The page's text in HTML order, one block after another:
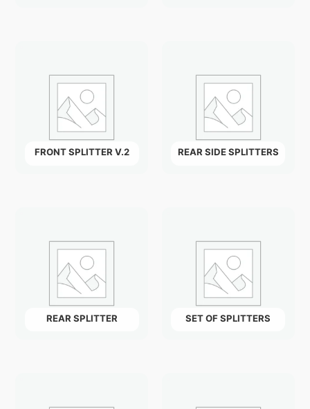
FRONT SPLITTER V.2 REAR SIDE SPLITTERS
REAR SPLITTER SET OF SPLITTERS